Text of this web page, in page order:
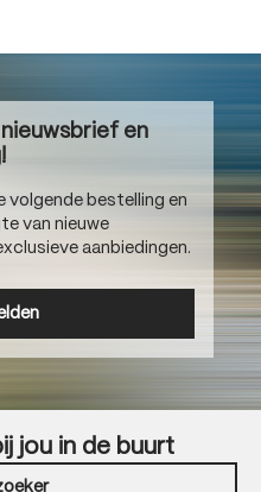
en
volgende bestelling en
van nieuwe
aanbiedingen.
jou in de buurt